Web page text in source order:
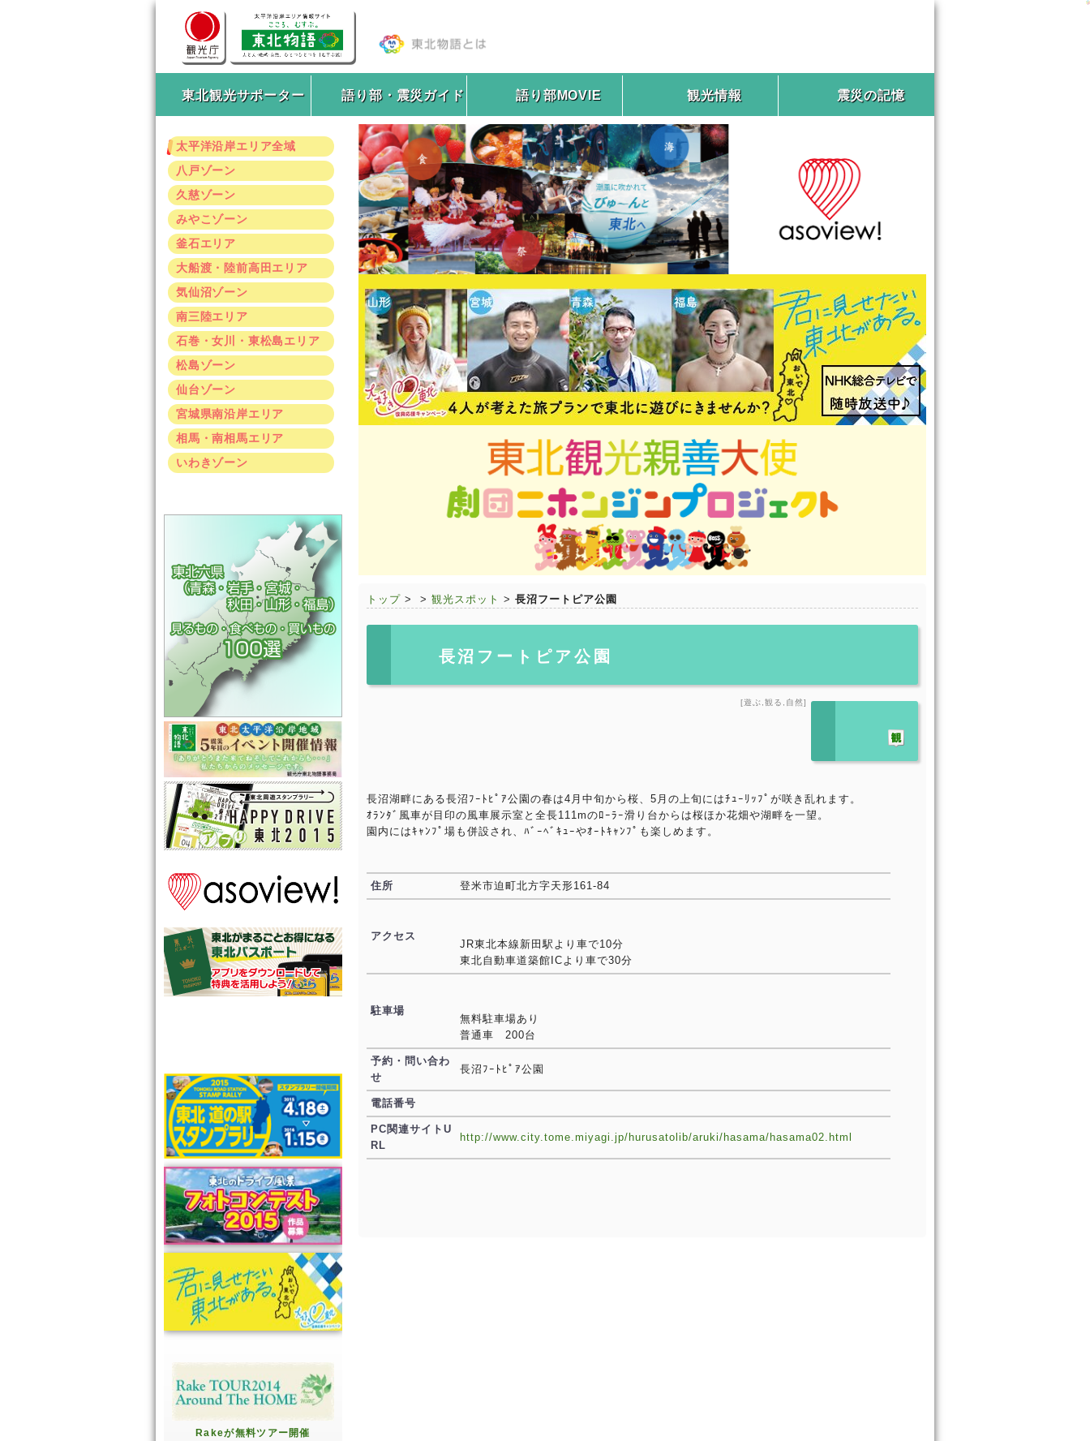
東北観光サポーター 語り部・震災ガイド 語り部MOVIE 観光情報 震災の記憶
太平洋沿岸エリア全域
八戸ゾーン
久慈ゾーン
みやこゾーン
釜石エリア
大船渡・陸前高田エリア
気仙沼ゾーン
南三陸エリア
石巻・女川・東松島エリア
松島ゾーン
仙台ゾーン
宮城県南沿岸エリア
相馬・南相馬エリア
いわきゾーン
Rakeが無料ツアー開催
トップ > > 観光スポット > 長沼フートピア公園
長沼フートピア公園
[遊ぶ,観る,自然]
長沼湖畔にある長沼ﾌｰﾄﾋﾟｱ公園の春は4月中旬から桜、5月の上旬にはﾁｭｰﾘｯﾌﾟが咲き乱れます。
ｵﾗﾝﾀﾞ風車が目印の風車展示室と全長111mのﾛｰﾗｰ滑り台からは桜ほか花畑や湖畔を一望。
園内にはｷｬﾝﾌﾟ場も併設され、ﾊﾞｰﾍﾞｷｭｰやｵｰﾄｷｬﾝﾌﾟも楽しめます。
住所 登米市迫町北方字天形161-84
アクセス
JR東北本線新田駅より車で10分
東北自動車道築館ICより車で30分
駐車場
無料駐車場あり
普通車 200台
予約・問い合わ
せ
長沼ﾌｰﾄﾋﾟｱ公園
電話番号
PC関連サイトU
RL
http://www.city.tome.miyagi.jp/hurusatolib/aruki/hasama/hasama02.html